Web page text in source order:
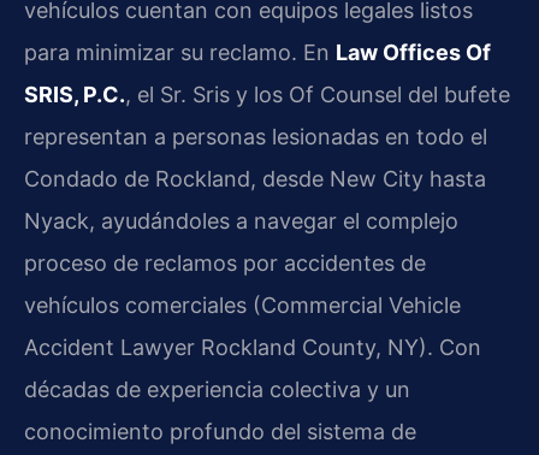
vehículos cuentan con equipos legales listos
para minimizar su reclamo. En Law Offices Of
SRIS, P.C., el Sr. Sris y los Of Counsel del bufete
representan a personas lesionadas en todo el
Condado de Rockland, desde New City hasta
Nyack, ayudándoles a navegar el complejo
proceso de reclamos por accidentes de
vehículos comerciales (Commercial Vehicle
Accident Lawyer Rockland County, NY). Con
décadas de experiencia colectiva y un
conocimiento profundo del sistema de